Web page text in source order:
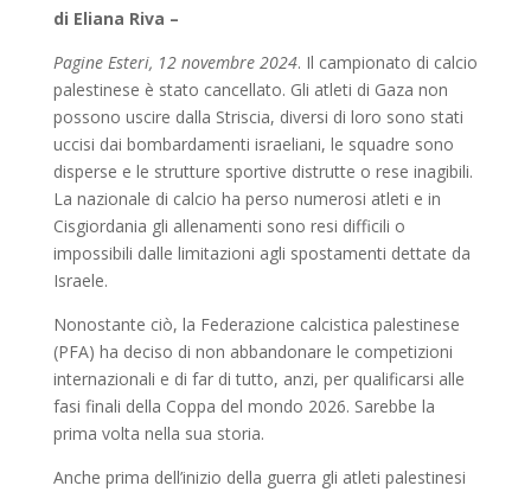
di Eliana Riva –
Pagine Esteri, 12 novembre 2024. Il campionato di calcio
palestinese è stato cancellato. Gli atleti di Gaza non
possono uscire dalla Striscia, diversi di loro sono stati
uccisi dai bombardamenti israeliani, le squadre sono
disperse e le strutture sportive distrutte o rese inagibili.
La nazionale di calcio ha perso numerosi atleti e in
Cisgiordania gli allenamenti sono resi difficili o
impossibili dalle limitazioni agli spostamenti dettate da
Israele.
Nonostante ciò, la Federazione calcistica palestinese
(PFA) ha deciso di non abbandonare le competizioni
internazionali e di far di tutto, anzi, per qualificarsi alle
fasi finali della Coppa del mondo 2026. Sarebbe la
prima volta nella sua storia.
Anche prima dell’inizio della guerra gli atleti palestinesi